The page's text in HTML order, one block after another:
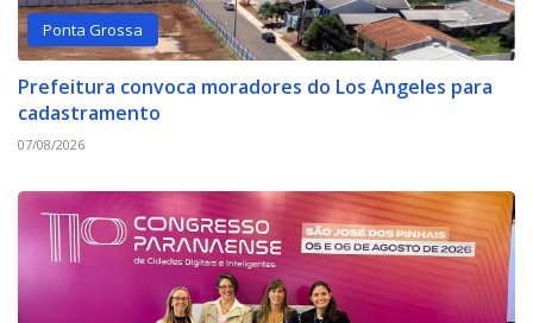
Ponta Grossa
Prefeitura convoca moradores do Los Angeles para
cadastramento
07/08/2026